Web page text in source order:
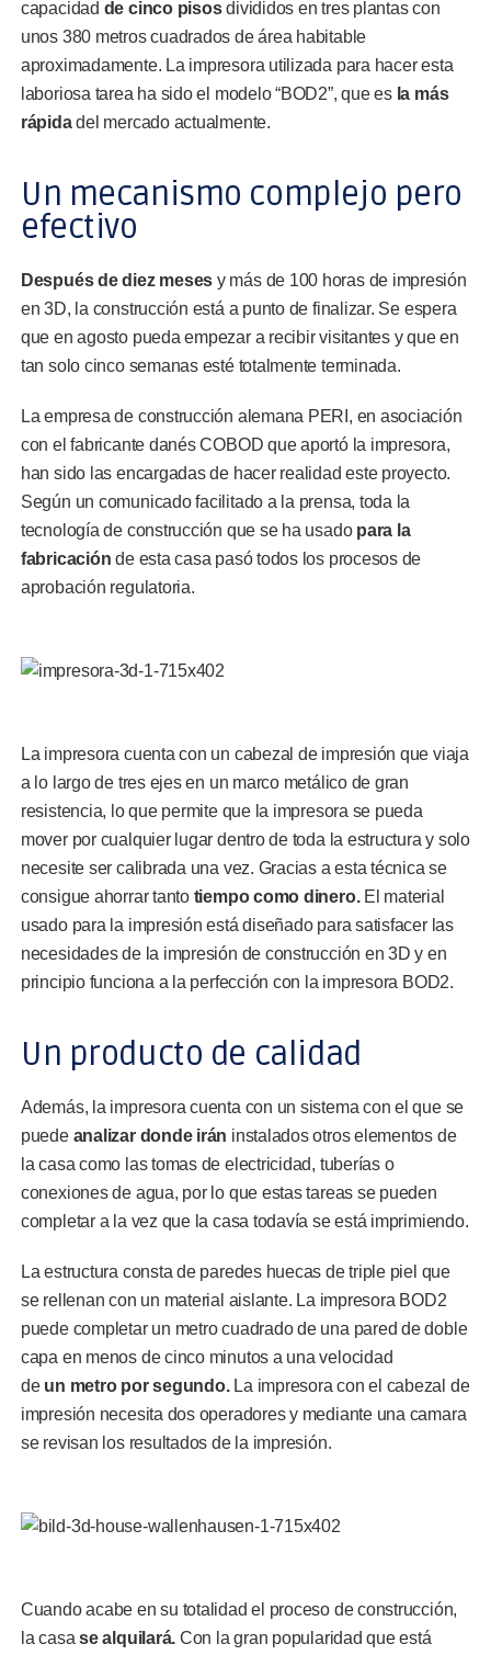
capacidad de cinco pisosdivididos en tres plantas con
unos 380 metros cuadrados de área habitable
aproximadamente. La impresora utilizada para hacer esta
laboriosa tarea ha sido el modelo “BOD2”, que es la más
rápidadel mercado actualmente.
Un mecanismo complejo pero
efectivo
Después de diez meses y más de 100 horas de impresión
en 3D, la construcción está a punto de finalizar. Se espera
que en agosto pueda empezar a recibir visitantes y que en
tan solo cinco semanas esté totalmente terminada.
La empresa de construcción alemana PERI, en asociación
con el fabricante danés COBOD que aportó la impresora,
han sido las encargadas de hacer realidad este proyecto.
Según un comunicado facilitado a la prensa, toda la
tecnología de construcción que se ha usado para la
fabricación de esta casa pasó todos los procesos de
aprobación regulatoria.
La impresora cuenta con un cabezal de impresión que viaja
a lo largo de tres ejes en un marco metálico de gran
resistencia, lo que permite que la impresora se pueda
mover por cualquier lugar dentro de toda la estructura y solo
necesite ser calibrada una vez. Gracias a esta técnica se
consigue ahorrar tantotiempo como dinero.El material
usado para la impresión está diseñado para satisfacer las
necesidades de la impresión de construcción en 3D y en
principio funciona a la perfección con la impresora BOD2.
Un producto de calidad
Además, la impresora cuenta con un sistema con el que se
puede analizar donde irán instalados otros elementos de
la casa como las tomas de electricidad, tuberías o
conexiones de agua, por lo que estas tareas se pueden
completar a la vez que la casa todavía se está imprimiendo.
La estructura consta de paredes huecas de triple piel que
se rellenan con un material aislante. La impresora BOD2
puede completar un metro cuadrado de una pared de doble
capa en menos de cinco minutos a una velocidad
de un metro por segundo.La impresora con el cabezal de
impresión necesita dos operadores y mediante una camara
se revisan los resultados de la impresión.
Cuando acabe en su totalidad el proceso de construcción,
la casase alquilará. Con la gran popularidad que está